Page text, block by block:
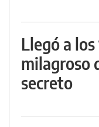
Llegó a los
milagroso
secreto